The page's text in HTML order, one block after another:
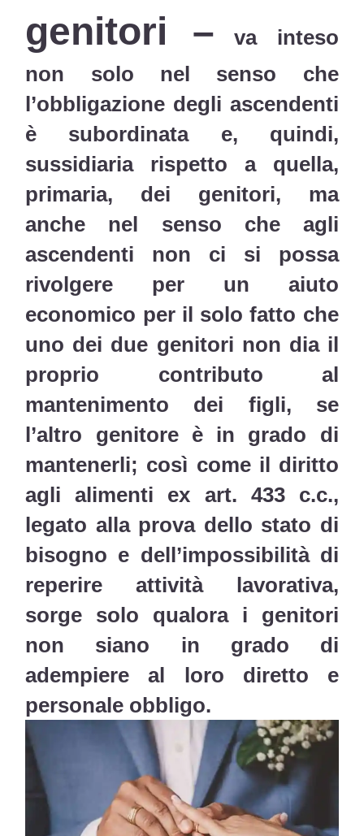
genitori – va inteso
non solo nel senso che
l’obbligazione degli ascendenti
è subordinata e, quindi,
sussidiaria rispetto a quella,
primaria, dei genitori, ma
anche nel senso che agli
ascendenti non ci si possa
rivolgere per un aiuto
economico per il solo fatto che
uno dei due genitori non dia il
proprio contributo al
mantenimento dei figli, se
l’altro genitore è in grado di
mantenerli; così come il diritto
agli alimenti ex art. 433 c.c.,
legato alla prova dello stato di
bisogno e dell’impossibilità di
reperire attività lavorativa,
sorge solo qualora i genitori
non siano in grado di
adempiere al loro diretto e
personale obbligo.